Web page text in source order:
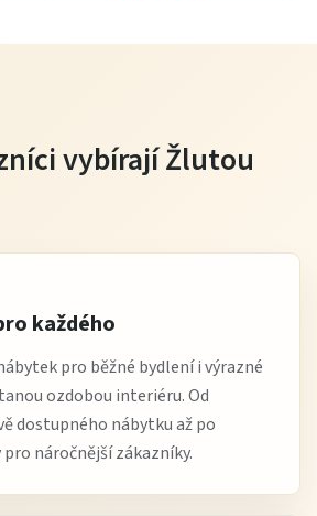
vybírají Žlutou
každého
pro běžné bydlení i výrazné
ozdobou interiéru. Od
dostupného nábytku až po
náročnější zákazníky.